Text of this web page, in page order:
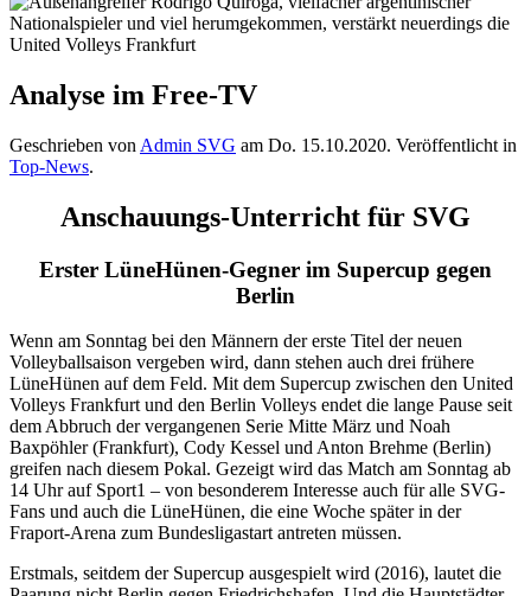
Analyse im Free-TV
Geschrieben von Admin SVG am Do. 15.10.2020. Veröffentlicht in
Top-News.
Anschauungs-Unterricht für SVG
Erster LüneHünen-Gegner im Supercup gegen
Berlin
Wenn am Sonntag bei den Männern der erste Titel der neuen
Volleyballsaison vergeben wird, dann stehen auch drei frühere
LüneHünen auf dem Feld. Mit dem Supercup zwischen den United
Volleys Frankfurt und den Berlin Volleys endet die lange Pause seit
dem Abbruch der vergangenen Serie Mitte März und Noah
Baxpöhler (Frankfurt), Cody Kessel und Anton Brehme (Berlin)
greifen nach diesem Pokal. Gezeigt wird das Match am Sonntag ab
14 Uhr auf Sport1 – von besonderem Interesse auch für alle SVG-
Fans und auch die LüneHünen, die eine Woche später in der
Fraport-Arena zum Bundesligastart antreten müssen.
Erstmals, seitdem der Supercup ausgespielt wird (2016), lautet die